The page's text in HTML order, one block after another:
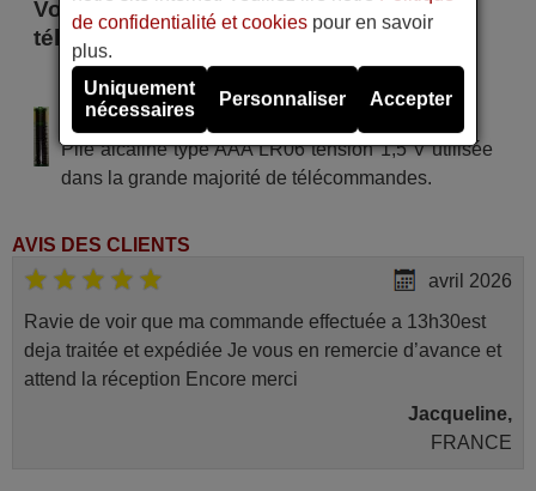
Voici certains modèles qui utilisent cette
télécommande
Telepoint CJ 038
Alimentation : 2 piles type AAA
Pile alcaline type AAA LR06 tension 1,5 V utilisée
dans la grande majorité de télécommandes.
AVIS DES CLIENTS
avril 2026
Ravie de voir que ma commande effectuée a 13h30est
deja traitée et expédiée Je vous en remercie d’avance et
attend la réception Encore merci
Jacqueline,
FRANCE
de confidentialité et cookies pour en savoir
plus.
Uniquement
nécessaires
Personnaliser Accepter